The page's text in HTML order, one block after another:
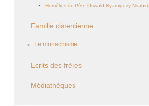
Homélies du Père Oswald Nyamigezy
Famille cistercienne
Le monachisme
Ecrits des frères
Médiathèques